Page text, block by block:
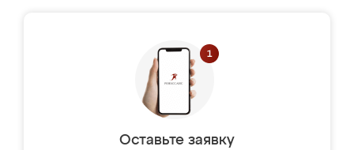
Оставьте заявку